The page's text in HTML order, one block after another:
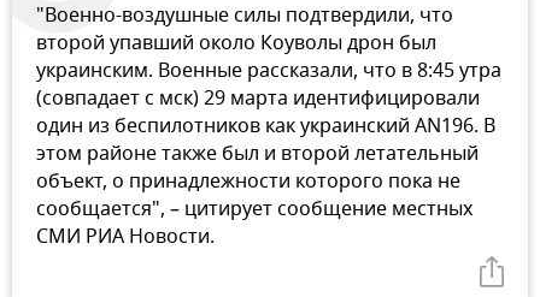
"Военно-воздушные силы подтвердили, что
второй упавший около Коуволы дрон был
украинским. Военные рассказали, что в 8:45 утра
(совпадает с мск) 29 марта идентифицировали
один из беспилотников как украинский AN196. В
этом районе также был и второй летательный
объект, о принадлежности которого пока не
сообщается", – цитирует сообщение местных
СМИ РИА Новости.